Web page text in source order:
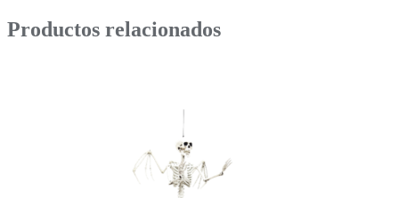
Productos relacionados